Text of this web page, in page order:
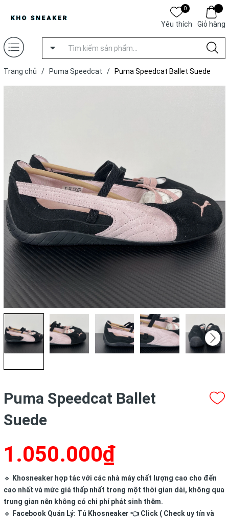
0
Yêu thích Giỏ hàng
Trang chủ / Puma Speedcat / Puma Speedcat Ballet Suede
Puma Speedcat Ballet
Suede
1.050.000₫
🔹 Khosneaker hợp tác với các nhà máy chất lượng cao cho đến
cao nhất và mức giá thấp nhất trong một thời gian dài, không qua
trung gian nên không có chi phí phát sinh thêm.
🔹 Facebook Quản Lý: Tú Khosneaker 👈 Click ( Check uy tín và